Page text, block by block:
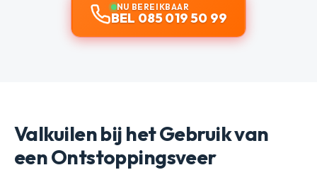
NU BEREIKBAAR
BEL 085 019 50 99
Valkuilen bij het Gebruik van
een Ontstoppingsveer